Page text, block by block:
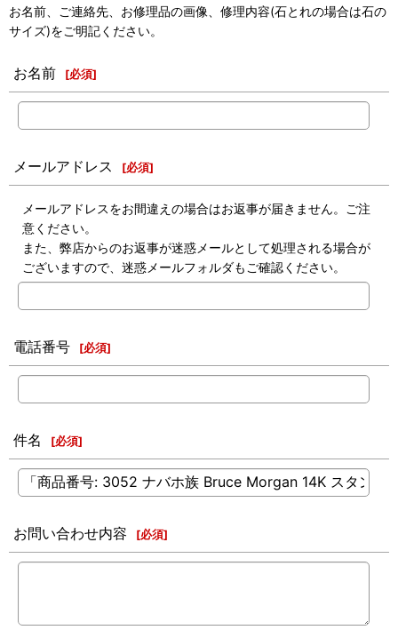
お名前、ご連絡先、お修理品の画像、修理内容(石とれの場合は石の
サイズ)をご明記ください。
お名前 [必須]
メールアドレス [必須]
メールアドレスをお間違えの場合はお返事が届きません。ご注
意ください。
また、弊店からのお返事が迷惑メールとして処理される場合が
ございますので、迷惑メールフォルダもご確認ください。
電話番号 [必須]
件名 [必須]
お問い合わせ内容 [必須]